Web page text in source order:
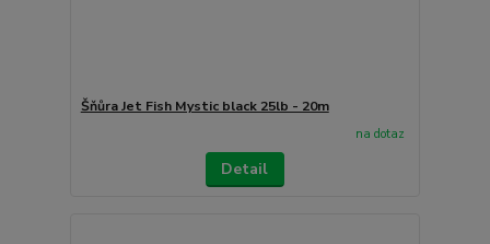
Šňůra Jet Fish Mystic black 25lb - 20m
na dotaz
Detail